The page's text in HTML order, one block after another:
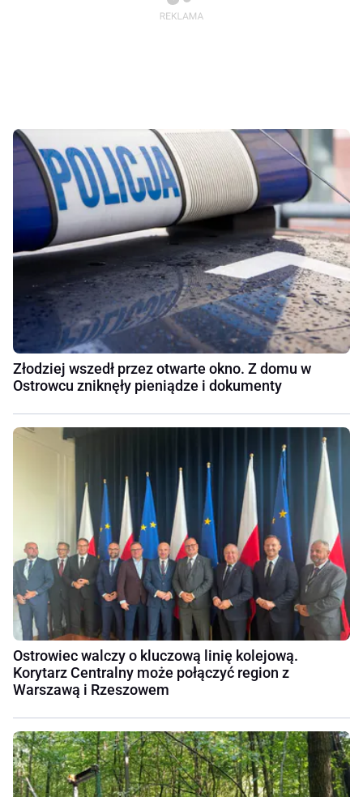
Złodziej wszedł przez otwarte okno. Z domu w
Ostrowcu zniknęły pieniądze i dokumenty
Ostrowiec walczy o kluczową linię kolejową.
Korytarz Centralny może połączyć region z
Warszawą i Rzeszowem